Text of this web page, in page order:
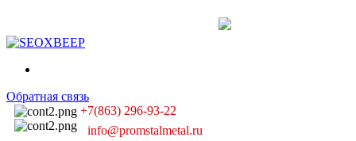
Обратная связь
+7(863) 296-93-22
info@promstalmetal.ru